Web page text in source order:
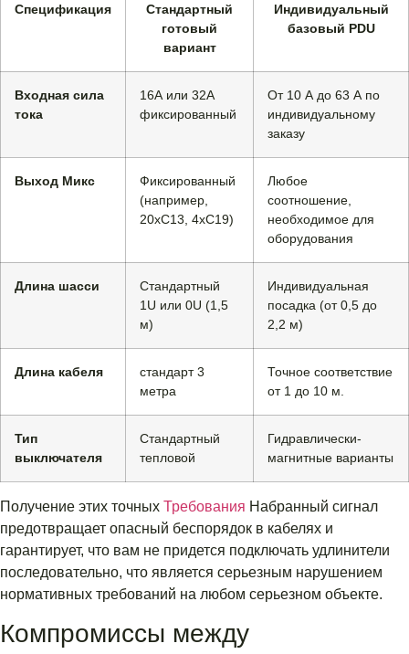
Спецификация
Стандартный
готовый
вариант
Индивидуальный
базовый PDU
Входная сила
тока
16А или 32А
фиксированный
От 10 А до 63 А по
индивидуальному
заказу
Выход Микс
Фиксированный
(например,
20xC13, 4xC19)
Любое
соотношение,
необходимое для
оборудования
Длина шасси
Стандартный
1U или 0U (1,5
м)
Индивидуальная
посадка (от 0,5 до
2,2 м)
Длина кабеля
стандарт 3
метра
Точное соответствие
от 1 до 10 м.
Тип
выключателя
Стандартный
тепловой
Гидравлически-
магнитные варианты
Получение этих точных Требования Набранный сигнал
предотвращает опасный беспорядок в кабелях и
гарантирует, что вам не придется подключать удлинители
последовательно, что является серьезным нарушением
нормативных требований на любом серьезном объекте.
Компромиссы между